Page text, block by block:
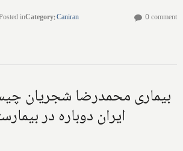
inCategory:Caniran 0 comment
بیماری محمدرضا شجریان
ایران دوباره در